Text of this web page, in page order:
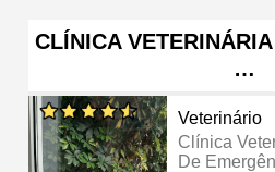
CLÍNICA
…
Veterinário
Clínica
De